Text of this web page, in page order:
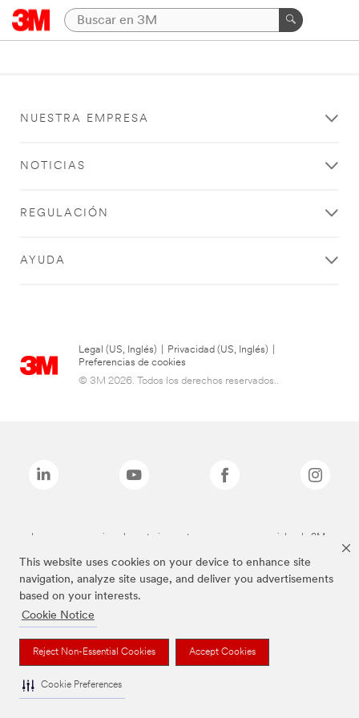
This website uses cookies on your device to enhance site
navigation, analyze site usage, and deliver you advertisements
based on your interests.
Cookie Notice
Reject Non-Essential Cookies Accept Cookies
Cookie Preferences
NUESTRA EMPRESA
NOTICIAS
REGULACIÓN
AYUDA
Legal (US, Inglés) Privacidad (US, Inglés)
Preferencias de cookies
© 3M 2026. Todos los derechos reservados..
Las marcas mencionadas anteriormente son marcas comerciales de 3M.